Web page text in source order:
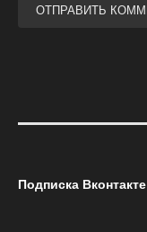
Подписка Вконтакте